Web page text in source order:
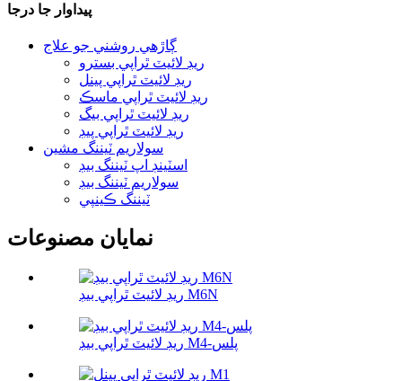
پيداوار جا درجا
ڳاڙهي روشني جو علاج
ريڊ لائيٽ ٿراپي بسترو
ريڊ لائيٽ ٿراپي پينل
ريڊ لائيٽ ٿراپي ماسڪ
ريڊ لائيٽ ٿراپي بيگ
ريڊ لائيٽ ٿراپي پيڊ
سولاريم ٽيننگ مشين
اسٽينڊ اپ ٽيننگ بيڊ
سولاريم ٽيننگ بيڊ
ٽيننگ ڪينپي
نمايان مصنوعات
ريڊ لائيٽ ٿراپي بيڊ M6N
ريڊ لائيٽ ٿراپي بيڊ M4-پلس